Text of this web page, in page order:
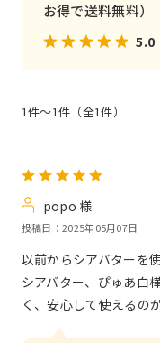
お得で送料無料）
5.0
1件～1件（全1件）
popo 様
投稿日：2025年05月07日
以前からシアバターを
シアバター、ぴゅあ白
く、安心して使えるの